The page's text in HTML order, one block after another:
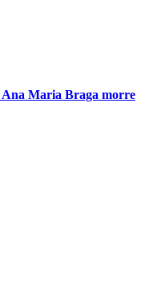
Ana Maria Braga morre